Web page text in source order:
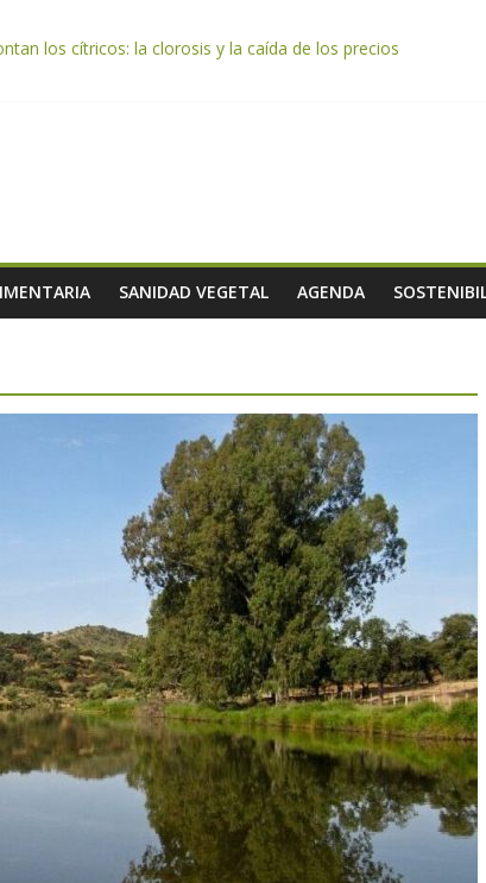
los cítricos: la clorosis y la caída de los precios
confirman una cosecha desigual marcada por las
de origen cooperativo en escuelas de hostelería
activación del mecanismo de regulación de oferta de aceite
SANIDAD VEGETAL AGENDA